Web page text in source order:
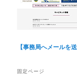
【事務局へメールを送
固定ページ